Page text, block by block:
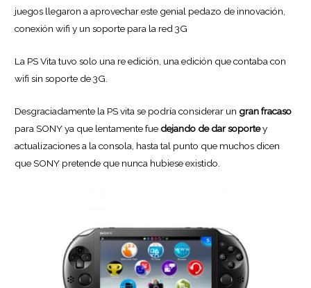
juegos llegaron a aprovechar este genial pedazo de innovación,
conexión wifi y un soporte para la red 3G
La PS Vita tuvo solo una re edición, una edición que contaba con
wifi sin soporte de 3G.
Desgraciadamente la PS vita se podría considerar un gran fracaso
para SONY ya que lentamente fue dejando de dar soportey
actualizaciones a la consola, hasta tal punto que muchos dicen
que SONY pretende que nunca hubiese existido.